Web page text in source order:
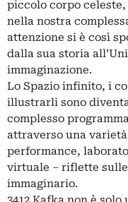
piccolo corpo
nella nostra
attenzione si è così
dalla sua storia
immaginazione.
Lo Spazio infinito, i
illustrarli sono
complesso
attraverso una
performance,
virtuale – riflette
immaginario.